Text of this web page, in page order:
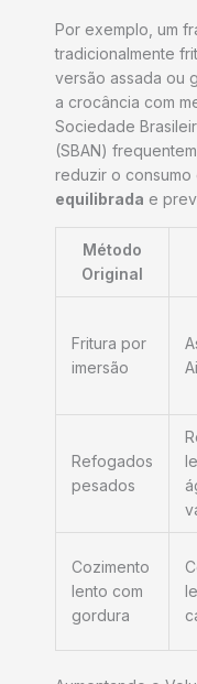
Por exemplo, um
tradicionalmente
versão assada ou
a crocância com
Sociedade
(SBAN)
reduzir o consumo
equilibrada e
Método
Original
Fritura por
imersão
Refogados
pesados
Cozimento
lento com
gordura